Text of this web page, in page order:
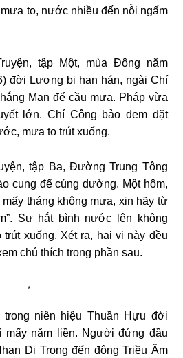
to, nước nhiều đến nỗi ngấm
tập Một, mùa Đông năm
đời Lương bị hạn hán, ngài Chí
Man để cầu mưa. Pháp vừa
lớn. Chí Công bảo đem đặt
mưa to trút xuống.
tập Ba, Đường Trung Tông
cung để cúng dường. Một hôm,
mấy tháng không mưa, xin hãy từ
Sư hắt bình nước lên không
xuống. Xét ra, hai vị này đều
chú thích trong phần sau.
*
niên hiệu Thuần Hựu đời
mấy năm liền. Người đứng đầu
Di Trọng đến động Triều Âm